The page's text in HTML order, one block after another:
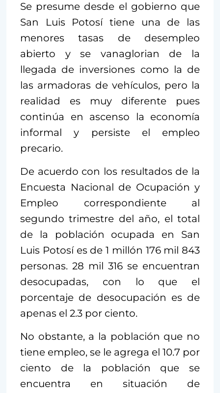
Se presume desde el gobierno que
San Luis Potosí tiene una de las
menores tasas de desempleo
abierto y se vanaglorian de la
llegada de inversiones como la de
las armadoras de vehículos, pero la
realidad es muy diferente pues
continúa en ascenso la economía
informal y persiste el empleo
precario.
De acuerdo con los resultados de la
Encuesta Nacional de Ocupación y
Empleo correspondiente al
segundo trimestre del año, el total
de la población ocupada en San
Luis Potosí es de 1 millón 176 mil 843
personas. 28 mil 316 se encuentran
desocupadas, con lo que el
porcentaje de desocupación es de
apenas el 2.3 por ciento.
No obstante, a la población que no
tiene empleo, se le agrega el 10.7 por
ciento de la población que se
encuentra en situación de